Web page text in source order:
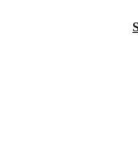
Mit dem